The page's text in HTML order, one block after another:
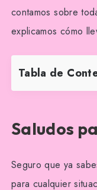
contamos sobre
explicamos cómo
Tabla de
Saludos
Seguro que ya
para cualquier